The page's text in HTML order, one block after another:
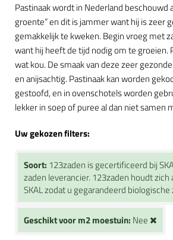
Pastinaak wordt in Nederland beschouwd
groente” en dit is jammer want hij is zeer
gemakkelijk te kweken. Begin vroeg met
want hij heeft de tijd nodig om te groeien.
wat kou. De smaak van deze zeer
en anijsachtig. Pastinaak kan worden
gestoofd, en in ovenschotels worden
lekker in soep of puree al dan niet samen
Uw gekozen filters:
Soort: 123zaden is gecertificeerd bij
zaden leverancier. 123zaden houdt zich
SKAL zodat u gegarandeerd
Geschikt voor m2 moestuin: Nee